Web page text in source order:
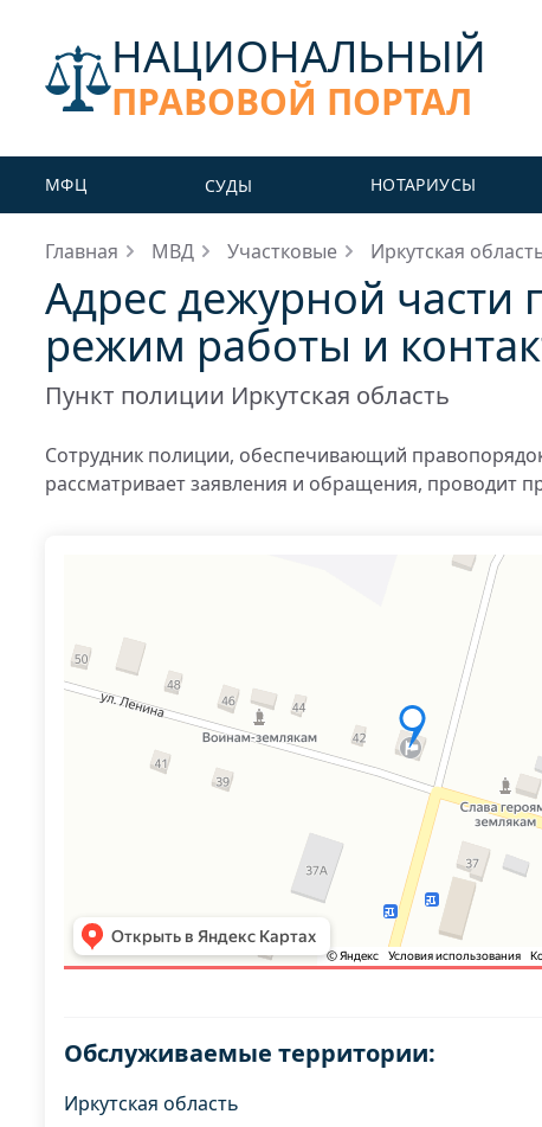
НАЦИОНАЛЬНЫЙ
ПРАВОВОЙ ПОРТАЛ
МФЦ СУДЫ НОТАРИУСЫ
Главная МВД Участковые Иркутская
Адрес дежурной
режим работы и
Пункт полиции Иркутская область
Сотрудник полиции, обеспечивающий
рассматривает заявления и обращения, проводит
Обслуживаемые территории:
Иркутская область